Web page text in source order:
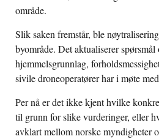
område.
Slik saken fremstår, ble
byområde. Det aktualiserer spørsmål
hjemmelsgrunnlag,
sivile droneoperatører har i møte
Per nå er det ikke kjent hvilke
til grunn for slike vurderinger, eller
avklart mellom norske myndigheter